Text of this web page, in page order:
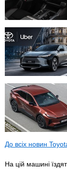
До всіх новин
На цій машині